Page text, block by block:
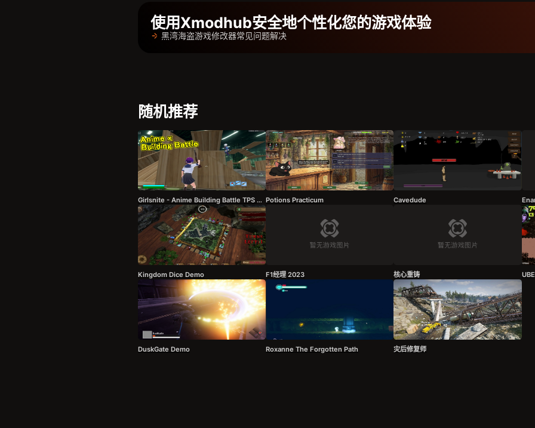
使用Xmodhub安全地个性化您的游戏体验
黑湾海盗游戏修改器常见问题解决
随机推荐
Girlsnite - Anime Building Battle TPS Demo Potions Practicum Cavedude
Kingdom Dice Demo F1经理 2023 核心重铸
DuskGate Demo Roxanne The Forgotten Path ‌‌灾后修复师